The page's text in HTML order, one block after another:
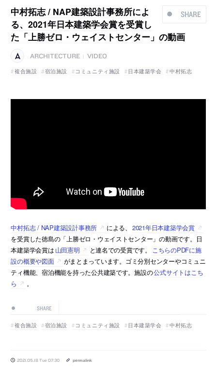
SHARE
中村拓志 / NAP建築設計事務所によ
る、2021年日本建築学会賞を受賞し
た「上勝ゼロ・ウェイストセンター」の動画
ARCHITECTURE
VIDEO
複合施設
宿泊施設 コミュニティ施設 日本建築学会 中村拓志
中村拓志 / NAP建築設計事務所 による、
2021年日本建築学会賞
を受賞した徳島の「上勝ゼロ・ウェイストセンター」の動画です。日
本建築学会賞は 山田憲明 と連名での受賞です。
こちらのPDFに施
設の概要や図面
がまとまっています。ゴミ分別センターやコミュニ
ティ機能、宿泊機能を持った公共建築です。施設の公式サイトはこち
ら
。
SHARE
複合施設 宿泊施設 コミュニティ施設 日本建築学会 中村拓志
2021.05.18 Tue 07:30 permalink